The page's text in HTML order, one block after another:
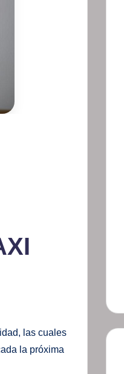
las cuales
la próxima